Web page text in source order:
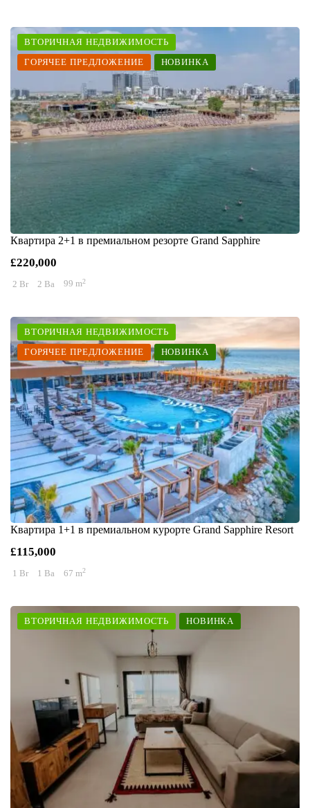
ВТОРИЧНАЯ НЕДВИЖИМОСТЬ
ГОРЯЧЕЕ ПРЕДЛОЖЕНИЕ
НОВИНКА
Квартира 2+1 в премиальном резорте Grand Sapphire
£220,000
2 Br 2 Ba 99 m2
ВТОРИЧНАЯ НЕДВИЖИМОСТЬ
ГОРЯЧЕЕ ПРЕДЛОЖЕНИЕ
НОВИНКА
Квартира 1+1 в премиальном курорте Grand Sapphire Resort
£115,000
1 Br 1 Ba 67 m2
ВТОРИЧНАЯ НЕДВИЖИМОСТЬ НОВИНКА